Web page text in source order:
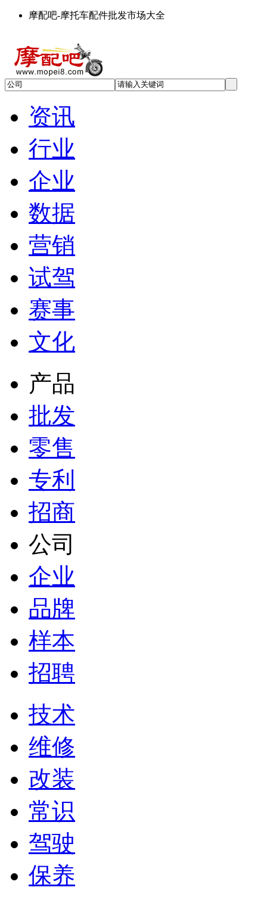
摩配吧-摩托车配件批发市场大全
资讯
行业
企业
数据
营销
试驾
赛事
文化
产品
批发
零售
专利
招商
公司
企业
品牌
样本
招聘
技术
维修
改装
常识
驾驶
保养